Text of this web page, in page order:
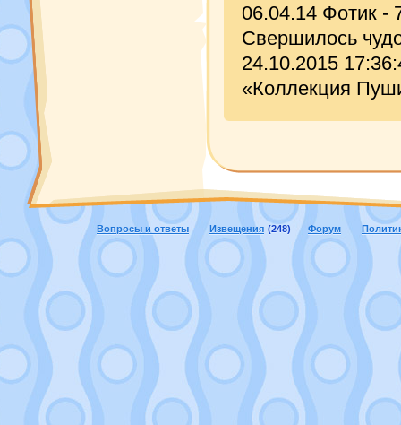
06.04.14 Фотик -
Свершилось
24.10.2015
«Коллекция
Вопросы и ответы Извещения (248) Форум